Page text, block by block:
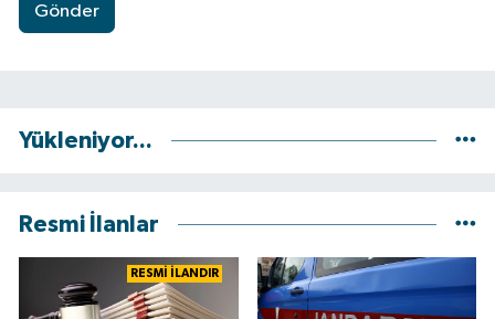
Gönder
Yükleniyor...
Resmi İlanlar
RESMİ İLANDIR